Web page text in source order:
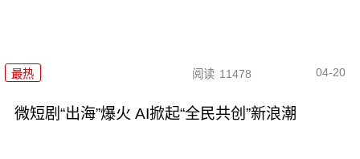
最热 阅读 11478 04-20
微短剧“出海”爆火 AI掀起“全民共创”新浪潮